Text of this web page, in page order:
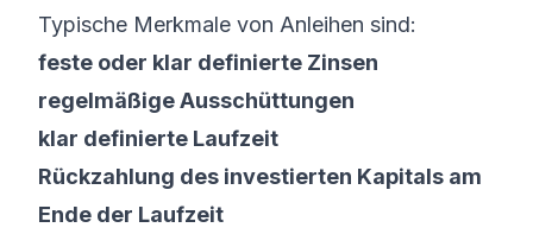
Typische Merkmale von Anleihen sind:
feste oder klar definierte Zinsen
regelmäßige Ausschüttungen
klar definierte Laufzeit
Rückzahlung des investierten Kapitals am
Ende der Laufzeit